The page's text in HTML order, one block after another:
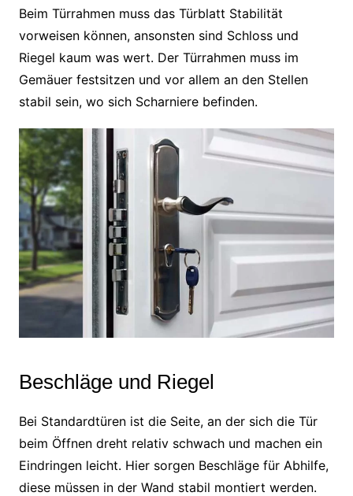
Beim Türrahmen muss das Türblatt Stabilität
vorweisen können, ansonsten sind Schloss und
Riegel kaum was wert. Der Türrahmen muss im
Gemäuer festsitzen und vor allem an den Stellen
stabil sein, wo sich Scharniere befinden.
Beschläge und Riegel
Bei Standardtüren ist die Seite, an der sich die Tür
beim Öffnen dreht relativ schwach und machen ein
Eindringen leicht. Hier sorgen Beschläge für Abhilfe,
diese müssen in der Wand stabil montiert werden.